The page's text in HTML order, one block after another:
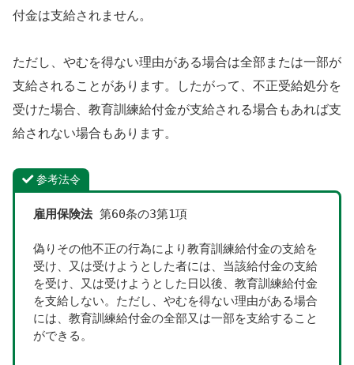
付金は支給されません。
ただし、やむを得ない理由がある場合は全部または一部が
支給されることがあります。したがって、不正受給処分を
受けた場合、教育訓練給付金が支給される場合もあれば支
給されない場合もあります。
参考法令
雇用保険法 第60条の3第1項
偽りその他不正の行為により教育訓練給付金の支給を
受け、又は受けようとした者には、当該給付金の支給
を受け、又は受けようとした日以後、教育訓練給付金
を支給しない。ただし、やむを得ない理由がある場合
には、教育訓練給付金の全部又は一部を支給すること
ができる。